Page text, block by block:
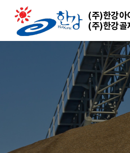
(주)한강아
(주)한강골